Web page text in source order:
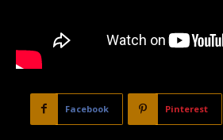
Facebook Pinterest